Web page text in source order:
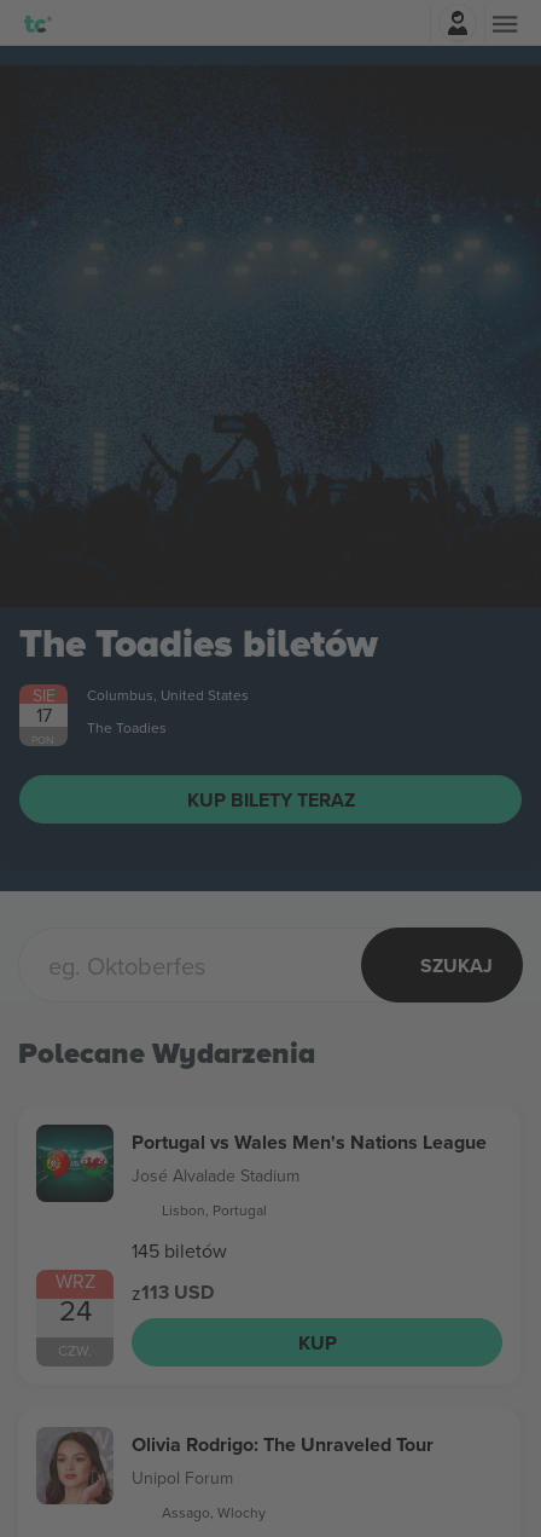
SZUKAJ
Polecane Wydarzenia
WRZ
24
CZW.
Portugal vs Wales Men's Nations League
José Alvalade Stadium
Lisbon, Portugal
145 biletów
z113 USD
KUP
Olivia Rodrigo: The Unraveled Tour
Unipol Forum
Assago, Wlochy